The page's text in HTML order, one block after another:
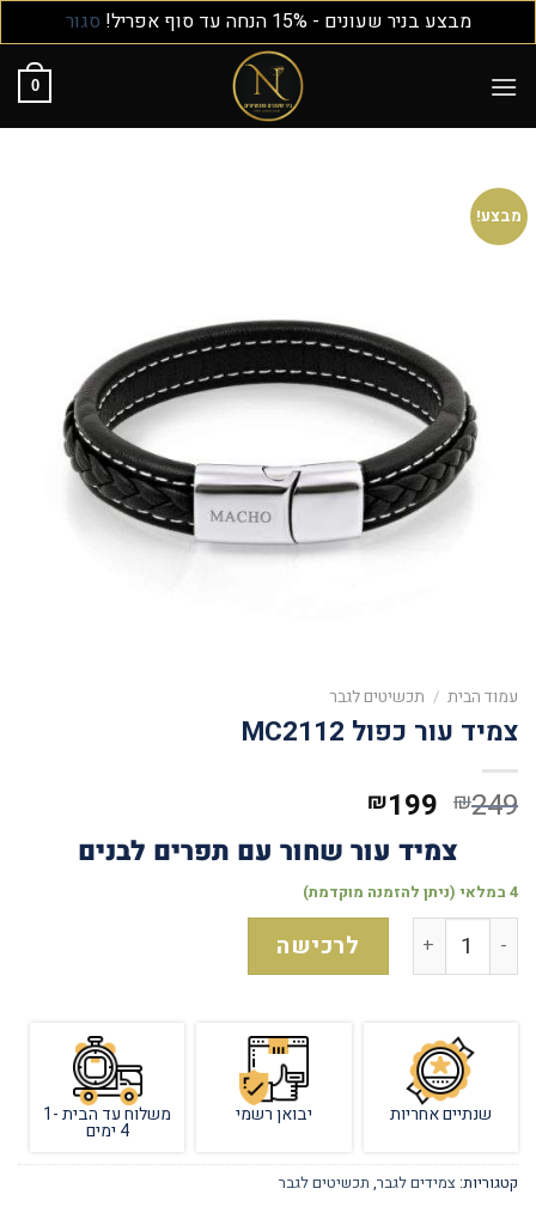
מבצע בניר שעונים - 15% הנחה עד סוף אפריל! סגור
0
מבצע!
עמוד הבית / תכשיטים לגבר
צמיד עור כפול MC2112
₪249
₪199
צמיד עור שחור עם תפרים לבנים
4 במלאי (ניתן להזמנה מוקדמת)
לרכישה
שנתיים אחריות יבואן רשמי משלוח עד הבית 1-
4 ימים
קטגוריות: צמידים לגבר, תכשיטים לגבר